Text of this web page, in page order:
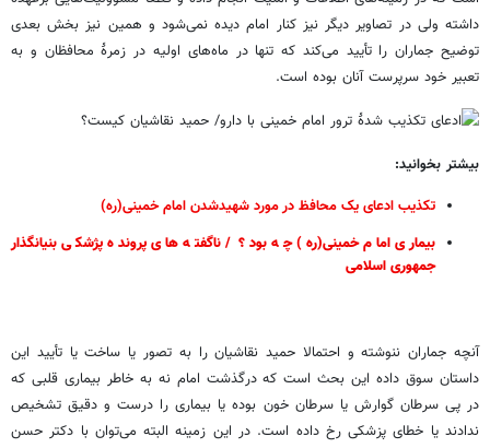
داشته ولی در تصاویر دیگر نیز کنار امام دیده نمی‌شود و همین نیز بخش بعدی
توضیح جماران را تأیید می‌کند که تنها در ماه‌های اولیه در زمرۀ محافظان و به
تعبیر خود سرپرست آنان بوده است.
بیشتر بخوانید:
تکذیب ادعای یک محافظ در مورد شهیدشدن امام خمینی(ره)
بیماری امام خمینی(ره) چه بود؟ / ناگفته های پرونده پژشکی بنیانگذار
جمهوری اسلامی
آنچه جماران ننوشته و احتمالا حمید نقاشیان را به تصور یا ساخت یا تأیید این
داستان سوق داده این بحث است که درگذشت امام نه به خاطر بیماری قلبی که
در پی سرطان گوارش یا سرطان خون بوده یا بیماری را درست و دقیق تشخیص
ندادند یا خطای پزشکی رخ داده است. در این زمینه البته می‌توان با دکتر حسن